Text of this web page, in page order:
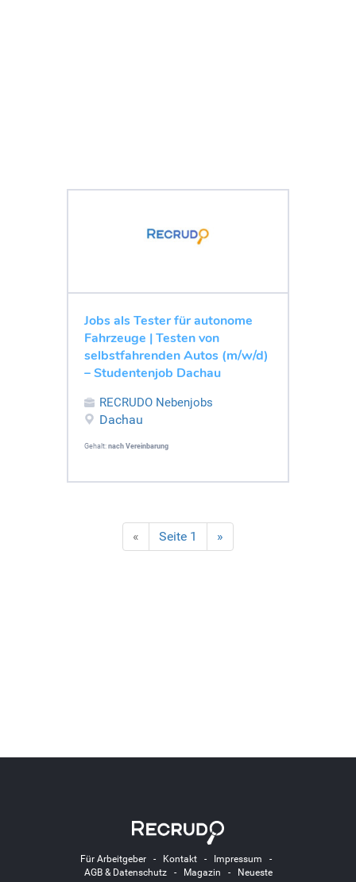
Jobs als Tester für autonome
Fahrzeuge | Testen von
selbstfahrenden Autos (m/w/d)
– Studentenjob Dachau
RECRUDO Nebenjobs
Dachau
Gehalt: nach Vereinbarung
« Seite 1 »
Für Arbeitgeber- Kontakt- Impressum -
AGB & Datenschutz- Magazin -
Neueste